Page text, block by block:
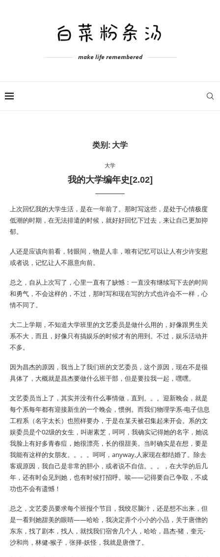
make life remembered
类别: 大学
大学
我的大学编年史[2.02]
上次回忆我的大学生活，是在一年前了。那时写这些，是处于心情极度
低潮的时期，在无法排遣的时候，就好好回忆下过去，来让自己更加抑
郁。
人还是应该向前看，转眼间，物是人非，唯有记忆可以让人有少许安慰
或者说，记忆让人不愿意向前。
总之，自从上次写了，心里一直有了缺憾：一直没有继续写下去的时间
和勇气，不会这样的，不过，那时写和现在写的方式也许会不一样，心
情不同了。
大二上学期，不知道大学班里的文艺委员是做什么用的，好像跟男生关
系不大，而且，好像只有搞娱乐的时候才有的用到。不过，娱乐活动并
不多。
因为昌杰的原因，我当上了我们班的文艺委员，这个原因，现在不是很
具体了，大概就是昌杰要做什么班干部，但是要拉我一起，嘿嘿。
文艺委员当上了，其实并没有什么事情做，直到。。。迎新晚会，就是
每个系每年都有迎接新生的一个晚会，惯例。而我们物理学系-电子信息
工程系（名字太长）也照样要办，于是在某天被召集起来开会。系的文
娱委员是个02级的女生，叫谢素芝，呵呵，我确实记得她的名字，她说
我脸上有好多青春痘，她很漂亮，长的很甜美。当时确实是在想，要是
我能有这样的女朋友。。。。呵呵，anyway,人家现在都结婚了。除去
客观原因，我自己是非常的胆小，或者说不自信。。。，在大学的后几
年，还有时会见到她，也有时候打招呼。唉——记得要自己争取，不成
功也不会有遗憾！
总之，文艺委员要求每个班报个节目，我绞尽脑汁，还是想不出来，但
是一看到她甜美的眼睛——哈哈，我决定弄个小小的小品，关于唐僧的
东东，找了剧本，找人，就找我们宿舍几个人，哈哈，昌杰-猪，奎元-
沙和尚，林健-猴子，张择-妖怪，我就是唐僧了。